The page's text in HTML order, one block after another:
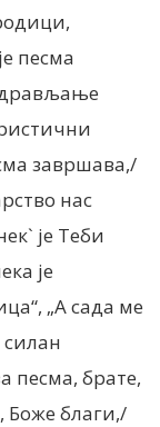
песма
завршава,/
нас
је Теби
је
„А сада ме
силан
песма, брате,
Боже благи,/